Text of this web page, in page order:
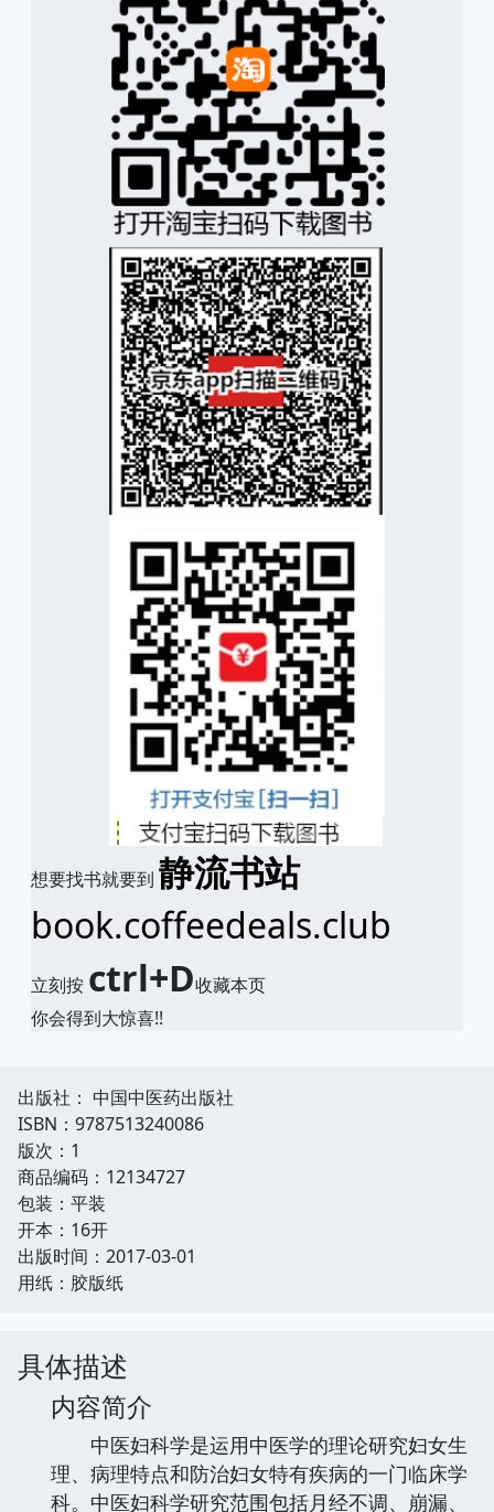
想要找书就要到 静流书站
book.coffeedeals.club
立刻按 ctrl+D收藏本页
你会得到大惊喜!!
出版社： 中国中医药出版社
ISBN：9787513240086
版次：1
商品编码：12134727
包装：平装
开本：16开
出版时间：2017-03-01
用纸：胶版纸
具体描述
内容简介
中医妇科学是运用中医学的理论研究妇女生
理、病理特点和防治妇女特有疾病的一门临床学
科。中医妇科学研究范围包括月经不调、崩漏、